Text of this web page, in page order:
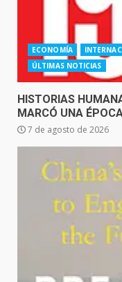
ECONOMÍA
ÚLTIMAS NOTICIAS
HISTORIAS
MARCÓ UNA
7 de agosto de 2026